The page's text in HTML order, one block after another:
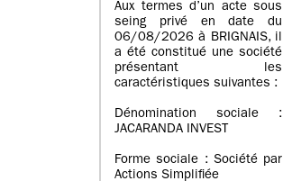
Aux termes d’un acte sous
seing privé en date du
06/08/2026 à BRIGNAIS, il
a été constitué une société
présentant les
caractéristiques suivantes :
Dénomination sociale :
JACARANDA INVEST
Forme sociale : Société par
Actions Simplifiée